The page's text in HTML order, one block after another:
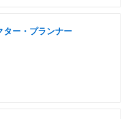
ター・プランナー